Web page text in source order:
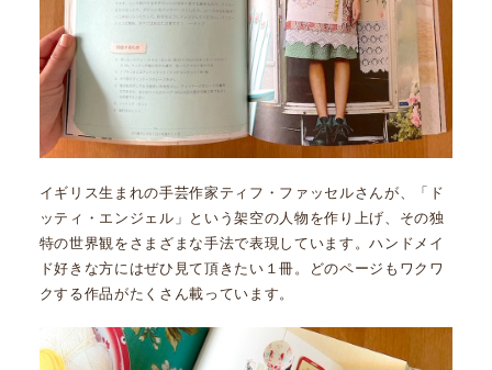
イギリス生まれの手芸作家ティフ・ファッセルさんが、「ド
ッティ・エンジェル」という架空の人物を作り上げ、その独
特の世界観をさまざまな手法で表現しています。ハンドメイ
ド好きな方にはぜひ見て頂きたい１冊。どのページもワクワ
クする作品がたくさん載っています。